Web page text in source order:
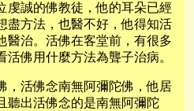
虔誠的佛教徒，他的耳朵已經
盡方法，也醫不好，他得知活
醫治。活佛在客堂前，有很多
活佛用什麼方法為聾子治病。
，活佛念南無阿彌陀佛，他居
聽出活佛念的是南無阿彌陀